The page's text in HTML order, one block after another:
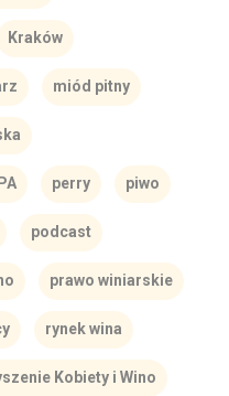
Kraków
miód pitny
perry piwo
podcast
prawo winiarskie
rynek wina
Kobiety i Wino